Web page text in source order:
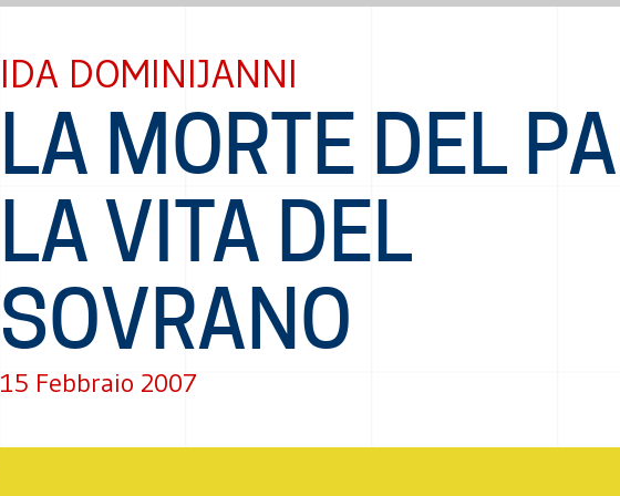
IDA DOMINIJANNI
LA MORTE DEL
LA VITA DEL
SOVRANO
15 Febbraio 2007